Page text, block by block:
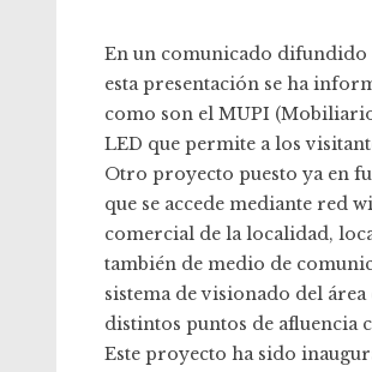
En un comunicado difundido
esta presentación se ha
como son el MUPI
LED que permite a los
Otro proyecto puesto ya en
que se accede mediante red
comercial de la localidad,
también de medio de
sistema de visionado del
distintos puntos de afluencia
Este proyecto ha sido